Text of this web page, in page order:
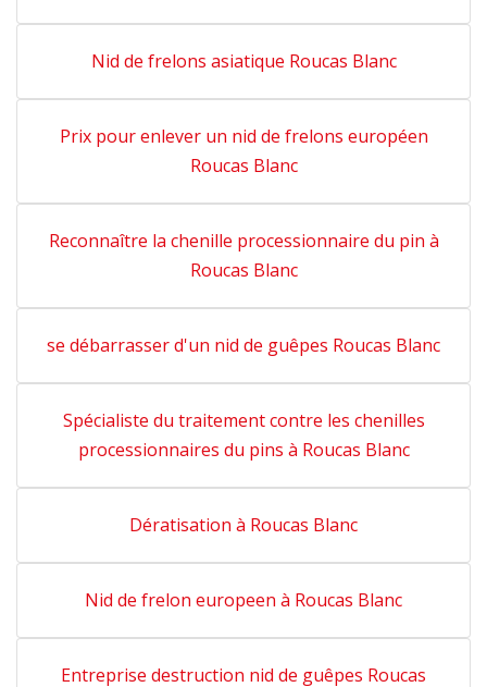
Nid de frelons asiatique Roucas Blanc
Prix pour enlever un nid de frelons européen
Roucas Blanc
Reconnaître la chenille processionnaire du pin à
Roucas Blanc
se débarrasser d'un nid de guêpes Roucas Blanc
Spécialiste du traitement contre les chenilles
processionnaires du pins à Roucas Blanc
Dératisation à Roucas Blanc
Nid de frelon europeen à Roucas Blanc
Entreprise destruction nid de guêpes Roucas